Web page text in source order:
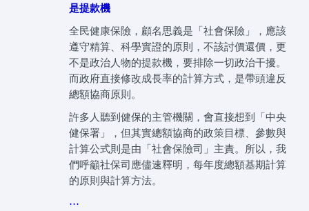
是提款機
全民健康保險，顧名思義是「社會保險」，應該
遵守精算、科學實證的原則，不該討價還價，更
不是政治人物的提款機，要排除一切政治干擾。
而政府直接修改成長率的計算方式，是帶頭違反
總額協商原則。
許多人聽到健保的主管機關，會直接想到「中央
健保署」，但其實總額協商的政策目標、參數與
計算公式則是由「社會保險司」主責。所以，我
們呼籲社保司應儘速釋明，每年度總額基期計算
的原則與計算方法。
⋯